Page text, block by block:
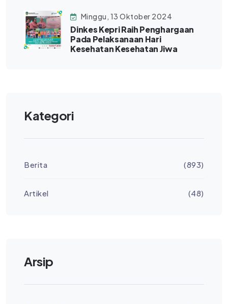
Minggu, 13 Oktober 2024
Dinkes Kepri Raih Penghargaan
Pada Pelaksanaan Hari
Kesehatan Kesehatan Jiwa
Kategori
Berita (893)
Artikel (48)
Arsip